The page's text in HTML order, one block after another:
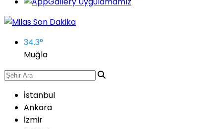
34.3°
Muğla
İstanbul
Ankara
İzmir